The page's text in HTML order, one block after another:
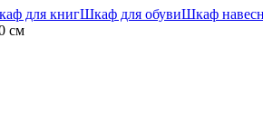
для книгШкаф для обувиШкаф
см